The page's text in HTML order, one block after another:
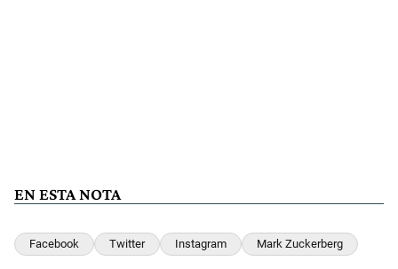
EN ESTA NOTA
Facebook Twitter Instagram Mark Zuckerberg